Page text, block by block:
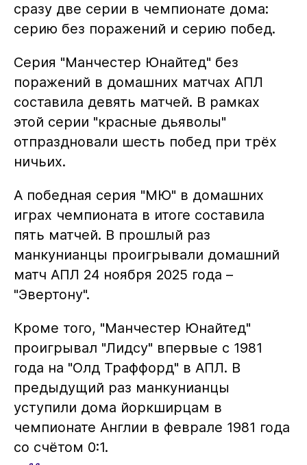
сразу две серии в чемпионате дома:
серию без поражений и серию побед.
Серия "Манчестер Юнайтед" без
поражений в домашних матчах АПЛ
составила девять матчей. В рамках
этой серии "красные дьяволы"
отпраздновали шесть побед при трёх
ничьих.
А победная серия "МЮ" в домашних
играх чемпионата в итоге составила
пять матчей. В прошлый раз
манкунианцы проигрывали домашний
матч АПЛ 24 ноября 2025 года –
"Эвертону".
Кроме того, "Манчестер Юнайтед"
проигрывал "Лидсу" впервые с 1981
года на "Олд Траффорд" в АПЛ. В
предыдущий раз манкунианцы
уступили дома йоркширцам в
чемпионате Англии в феврале 1981 года
со счётом 0:1.